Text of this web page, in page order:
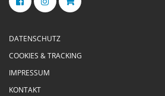
DATENSCHUTZ
COOKIES & TRACKING
IMPRESSUM
KONTAKT